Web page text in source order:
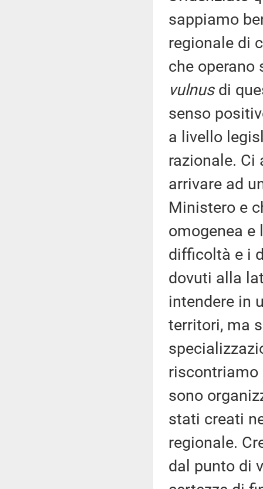
sappiamo
regionale di
che operano
vulnusdi
senso
a livello
razionale. Ci
arrivare ad
Ministero e
omogenea
difficoltà e i
dovuti alla
intendere in
territori, ma
riscontriamo
sono
stati creati
regionale.
dal punto di